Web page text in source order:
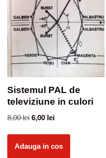
Sistemul PAL de
televiziune in culori
8,00lei 6,00 lei
Adauga in cos